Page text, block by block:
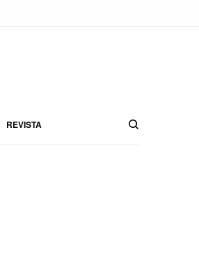
REVISTA